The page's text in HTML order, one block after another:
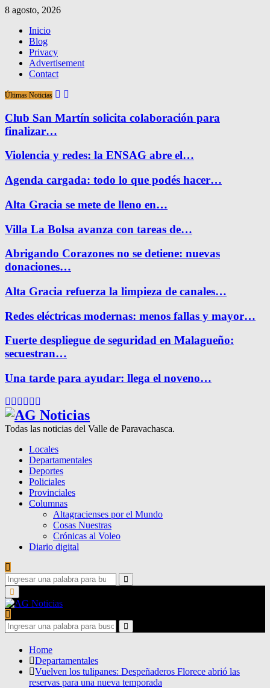
8 agosto, 2026
Inicio
Blog
Privacy
Advertisement
Contact
Últimas Noticias
Club San Martín solicita colaboración para
finalizar…
Violencia y redes: la ENSAG abre el…
Agenda cargada: todo lo que podés hacer…
Alta Gracia se mete de lleno en…
Villa La Bolsa avanza con tareas de…
Abrigando Corazones no se detiene: nuevas
donaciones…
Alta Gracia refuerza la limpieza de canales…
Redes eléctricas modernas: menos fallas y mayor…
Fuerte despliegue de seguridad en Malagueño:
secuestran…
Una tarde para ayudar: llega el noveno…
Facebook
Twitter
Instagram
Pinterest
Google
Todas las noticias del Valle de Paravachasca.
Locales
Departamentales
Deportes
Policiales
Provinciales
Columnas
Altagracienses por el Mundo
Cosas Nuestras
Crónicas al Voleo
Diario digital
Search
for:
Search
Primary
Menu
Search
for:
Search
Home
Departamentales
Vuelven los tulipanes: Despeñaderos Florece abrió las
reservas para una nueva temporada